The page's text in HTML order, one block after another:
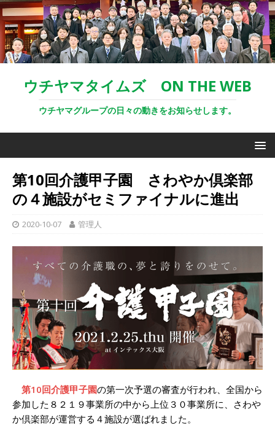
ウチヤマタイムズ ON THE WEB
ウチヤマグループの日々の動きをお知らせします。
第10回介護甲子園 さわやか倶楽部
の４施設がセミファイナルに進出
2020-10-07 管理人
第10回介護甲子園の第一次予選の審査が行われ、全国から
参加した８２１９事業所の中から上位３０事業所に、さわや
か倶楽部が運営する４施設が選ばれました。